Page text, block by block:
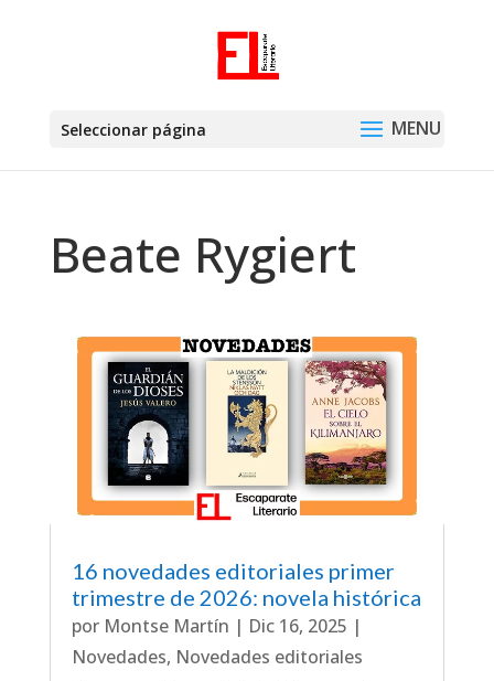
Seleccionar página
Beate Rygiert
16 novedades editoriales primer
trimestre de 2026: novela histórica
por Montse Martín | Dic 16, 2025 |
Novedades, Novedades editoriales